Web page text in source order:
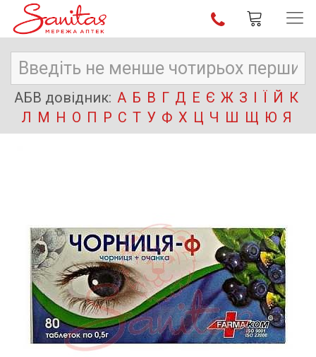
АБВ довідник: А Б В Г Д Е Є Ж З І Ї Й К
Л М Н О П Р С Т У Ф Х Ц Ч Ш Щ Ю Я